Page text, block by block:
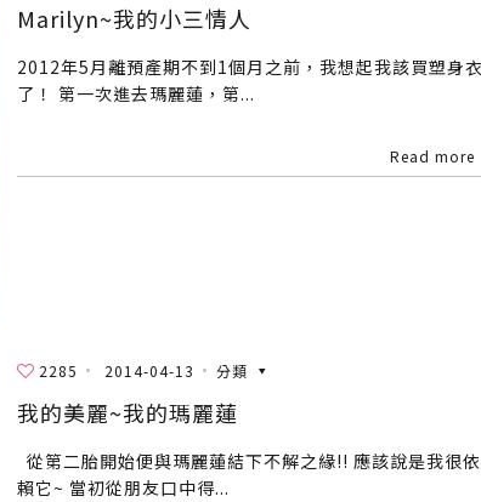
Marilyn~我的小三情人
2012年5月離預產期不到1個月之前，我想起我該買塑身衣
了！ 第一次進去瑪麗蓮，第...
Read more
2285 2014-04-13 分類
我的美麗~我的瑪麗蓮
從第二胎開始便與瑪麗蓮結下不解之緣!! 應該說是我很依
賴它~ 當初從朋友口中得...